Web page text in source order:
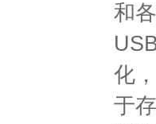
和
化，
于